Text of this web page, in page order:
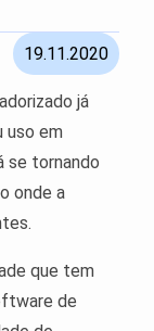
19.11.2020
já
uso em
se tornando
onde a
que tem
de